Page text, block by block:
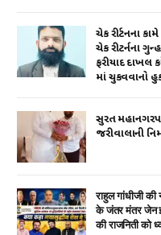
ચેક રીર્ટનના
ચેક રીટર્નના
ફરીયાદ દાખલ
માં ચુકવવાનો
સુરત
જરીવાલાની
राहुल गांधीजी
के जंतर मंतर जेन
की राजनिती को